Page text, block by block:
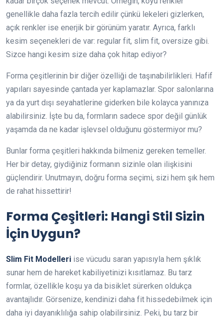
genellikle daha fazla tercih edilir çünkü lekeleri gizlerken,
açık renkler ise enerjik bir görünüm yaratır. Ayrıca, farklı
kesim seçenekleri de var: regular fit, slim fit, oversize gibi.
Sizce hangi kesim size daha çok hitap ediyor?
Forma çeşitlerinin bir diğer özelliği de taşınabilirlikleri. Hafif
yapıları sayesinde çantada yer kaplamazlar. Spor salonlarına
ya da yurt dışı seyahatlerine giderken bile kolayca yanınıza
alabilirsiniz. İşte bu da, formların sadece spor değil günlük
yaşamda da ne kadar işlevsel olduğunu göstermiyor mu?
Bunlar forma çeşitleri hakkında bilmeniz gereken temeller.
Her bir detay, giydiğiniz formanın sizinle olan ilişkisini
güçlendirir. Unutmayın, doğru forma seçimi, sizi hem şık hem
de rahat hissettirir!
Forma Çeşitleri: Hangi Stil Sizin
İçin Uygun?
Slim Fit Modelleri ise vücudu saran yapısıyla hem şıklık
sunar hem de hareket kabiliyetinizi kısıtlamaz. Bu tarz
formlar, özellikle koşu ya da bisiklet sürerken oldukça
avantajlıdır. Görsenize, kendinizi daha fit hissedebilmek için
daha iyi dayanıklılığa sahip olabilirsiniz. Peki, bu tarz bir